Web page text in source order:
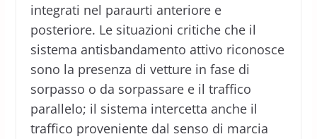
integrati nel paraurti anteriore e
posteriore. Le situazioni critiche che il
sistema antisbandamento attivo riconosce
sono la presenza di vetture in fase di
sorpasso o da sorpassare e il traffico
parallelo; il sistema intercetta anche il
traffico proveniente dal senso di marcia